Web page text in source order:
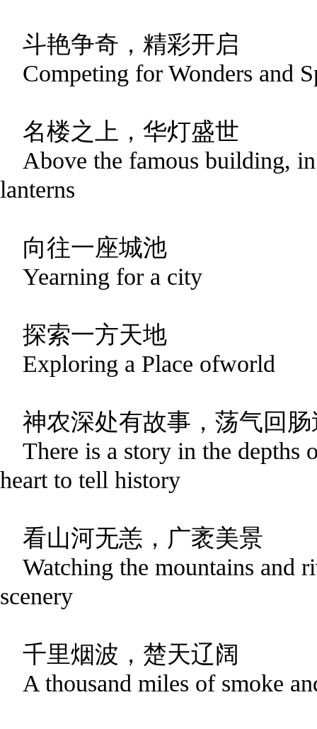
斗艳争奇，精彩开启
Competing for Wonders and
名楼之上，华灯盛世
Above the famous building,
lanterns
向往一座城池
Yearning for a city
探索一方天地
Exploring a Place ofworld
神农深处有故事，荡气回
There is a story in the depths
heart to tell history
看山河无恙，广袤美景
Watching the mountains and
scenery
千里烟波，楚天辽阔
A thousand miles of smoke